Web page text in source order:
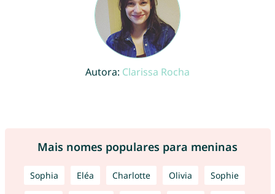
Autora: Clarissa Rocha
Mais nomes populares para meninas
Sophia Eléa Charlotte Olivia Sophie